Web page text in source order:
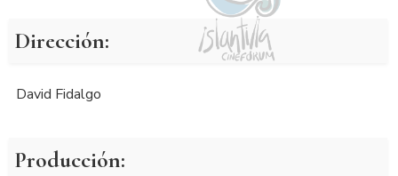
Dirección:
David Fidalgo
Producción: